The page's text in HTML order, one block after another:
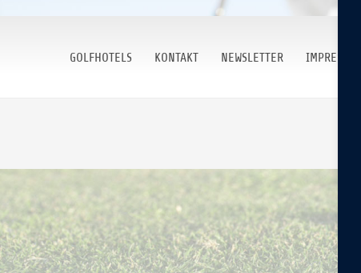
GOLFHOTELS KONTAKT NEWSLETTER IMPRESSUM